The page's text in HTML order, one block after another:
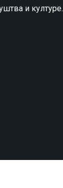
и културе.